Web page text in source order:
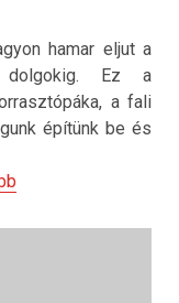
hamar eljut a
dolgokig. Ez a
a fali
építünk be és